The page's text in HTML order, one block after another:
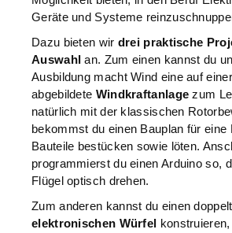
Geräte und Systeme
Dazu bieten wir drei praktische
Auswahl an. Zum einen kannst du
Ausbildung macht Wind eine auf
abgebildete Windkraftanlage zum
natürlich mit der klassischen
bekommst du einen Bauplan für eine
Bauteile bestücken sowie löten.
programmierst du einen Arduino so,
Flügel optisch drehen.
Zum anderen kannst du einen
elektronischen Würfel